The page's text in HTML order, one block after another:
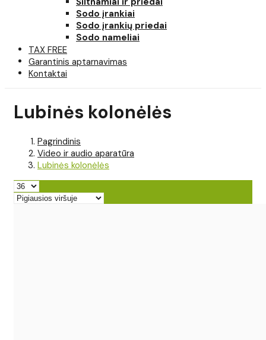
Sodo įrankiai
Sodo įrankių priedai
Sodo nameliai
TAX FREE
Garantinis aptarnavimas
Kontaktai
Lubinės kolonėlės
Pagrindinis
Video ir audio aparatūra
Lubinės kolonėlės